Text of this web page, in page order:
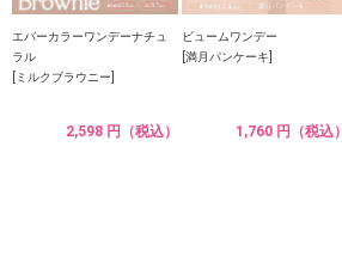
エバーカラーワンデーナチュ
ラル
[ミルクブラウニー]
2,598 円（税込）
ビュームワンデー
[満月パンケーキ]
1,760 円（税込）